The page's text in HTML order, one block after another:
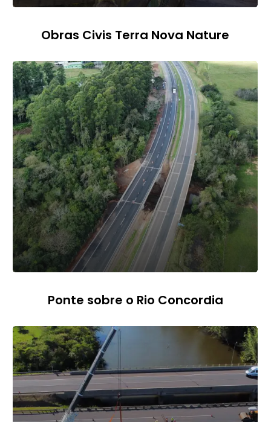
Obras Civis Terra Nova Nature
Ponte sobre o Rio Concordia